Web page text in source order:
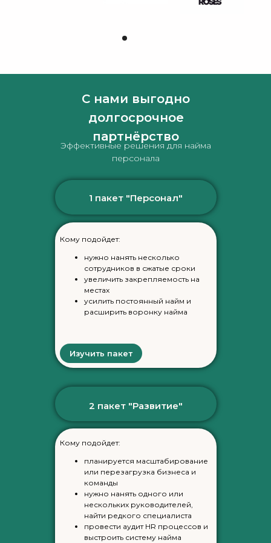
С нами выгодно
долгосрочное
партнёрство
Эффективные решения для найма
персонала
2 пакет "Развитие"
Кому подойдет:
планируется масштабирование
или перезагрузка бизнеса и
команды
нужно нанять одного или
нескольких руководителей,
найти редкого специалиста
провести аудит HR процессов и
выстроить систему найма
1 пакет "Персонал"
Кому подойдет:
нужно нанять несколько
сотрудников в сжатые сроки
увеличить закрепляемость на
местах
усилить постоянный найм и
расширить воронку найма
Изучить пакет